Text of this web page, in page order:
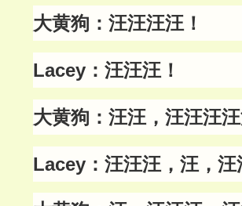
大黄狗：汪汪汪汪！
Lacey：汪汪汪！
大黄狗：汪汪，汪汪汪
Lacey：汪汪汪，汪，汪